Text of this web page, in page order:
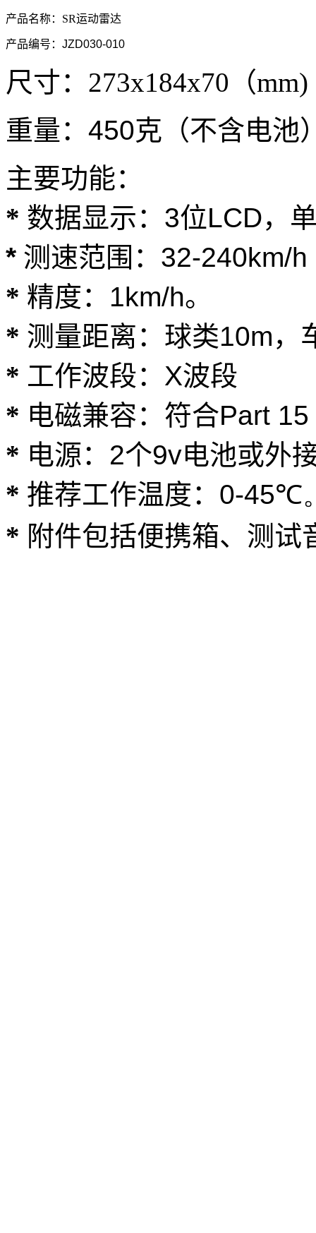
产品名称： SR运动雷达
产品编号：JZD030-010
尺寸： 273x184x70 （mm)
重量：450克（不含电池
主要功能：
* 数据显示：3位LCD，
* 测速范围： 32-240km/
* 精度： 1km/h。
* 测量距离：球类10m，
* 工作波段：X波段
* 电磁兼容：符合Part
* 电源：2个9v电池或外
* 推荐工作温度： 0-45℃
* 附件包括便携箱、测试